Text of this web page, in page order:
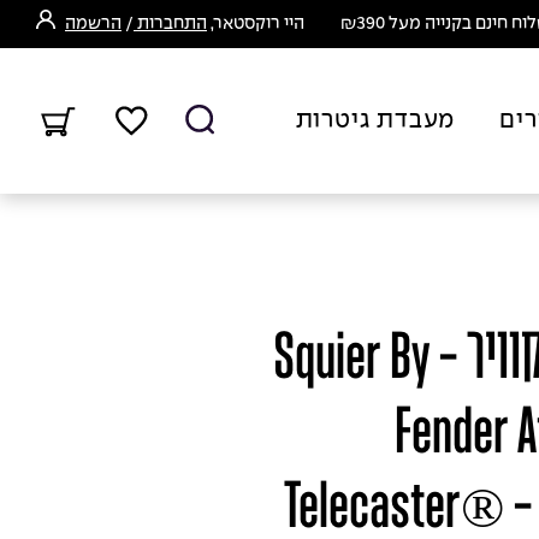
חינם בקנייה מעל ₪390 היי רוקסטאר, התחברות / הרשמה
מעבדת גיטרות
גיטרה חשמלית סקוויר - Squier By
Telecaster® -